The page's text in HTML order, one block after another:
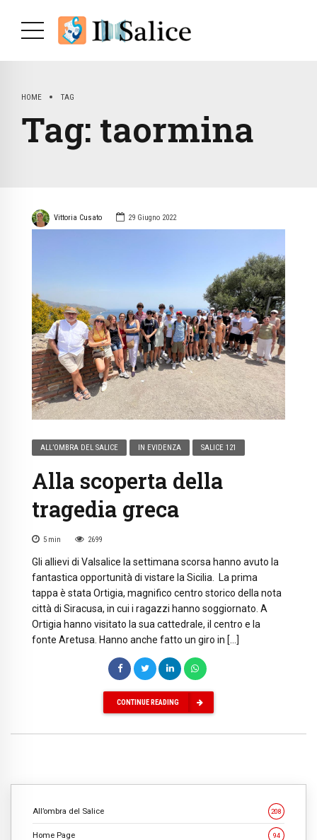
HOME TAG
Tag: taormina
Vittoria Cusato 29 Giugno 2022
ALL’OMBRA DEL SALICE IN EVIDENZA SALICE 121
Alla scoperta della
tragedia greca
5 min 2699
Gli allievi di Valsalice la settimana scorsa hanno avuto la
fantastica opportunità di vistare la Sicilia. La prima
tappa è stata Ortigia, magnifico centro storico della nota
città di Siracusa, in cui i ragazzi hanno soggiornato. A
Ortigia hanno visitato la sua cattedrale, il centro e la
fonte Aretusa. Hanno anche fatto un giro in […]
CONTINUE READING
All’ombra del Salice 208
Home Page 94